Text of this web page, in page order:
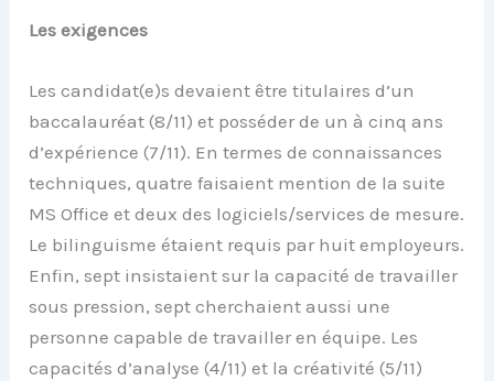
Les exigences
Les candidat(e)s devaient être titulaires d’un
baccalauréat (8/11) et posséder de un à cinq ans
d’expérience (7/11). En termes de connaissances
techniques, quatre faisaient mention de la suite
MS Office et deux des logiciels/services de mesure.
Le bilinguisme étaient requis par huit employeurs.
Enfin, sept insistaient sur la capacité de travailler
sous pression, sept cherchaient aussi une
personne capable de travailler en équipe. Les
capacités d’analyse (4/11) et la créativité (5/11)